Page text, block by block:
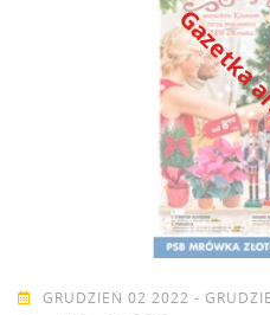
GRUDZIEŃ 02 2022 -